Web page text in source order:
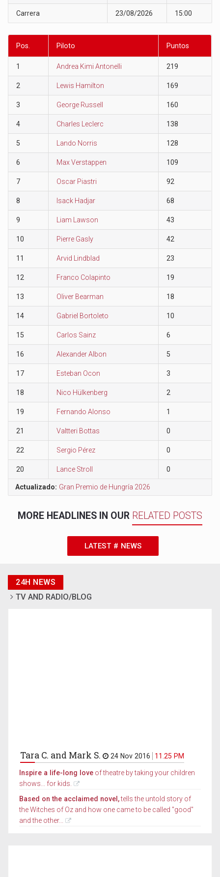
Carrera 23/08/2026 15:00
Pos. Piloto Puntos
1 Andrea Kimi Antonelli 219
2 Lewis Hamilton 169
3 George Russell 160
4 Charles Leclerc 138
5 Lando Norris 128
6 Max Verstappen 109
7 Oscar Piastri 92
8 Isack Hadjar 68
9 Liam Lawson 43
10 Pierre Gasly 42
11 Arvid Lindblad 23
12 Franco Colapinto 19
13 Oliver Bearman 18
14 Gabriel Bortoleto 10
15 Carlos Sainz 6
16 Alexander Albon 5
17 Esteban Ocon 3
18 Nico Hülkenberg 2
19 Fernando Alonso 1
21 Valtteri Bottas 0
22 Sergio Pérez 0
20 Lance Stroll 0
Actualizado: Gran Premio de Hungría 2026
MORE HEADLINES IN OUR RELATED POSTS
LATEST # NEWS
24H NEWS
TV AND RADIO/BLOG
Tara C. and Mark S. 24 Nov 2016 11.25 PM
Inspire a life-long love of theatre by taking your children
shows... for kids.
Based on the acclaimed novel,tells the untold story of
the Witches of Oz and how one came to be called "good"
and the other...